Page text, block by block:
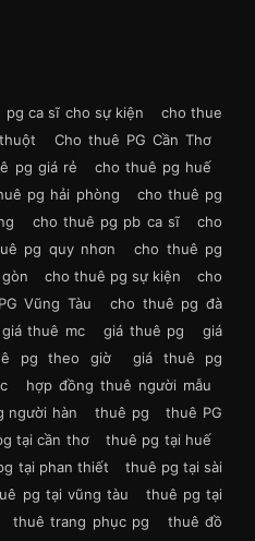
pg ca sĩ cho sự kiện
cho thue
Cho thuê PG Cần Thơ
pg giá rẻ
cho thuê pg huế
pg hải phòng
cho thuê pg
cho thuê pg pb ca sĩ
cho
pg quy nhơn
cho thuê pg
cho thuê pg sự kiện
cho
Vũng Tàu
cho thuê pg đà
giá thuê mc giá thuê pg
giá
pg theo giờ
giá thuê pg
hợp đồng thuê người mẫu
người hàn thuê pg
thuê PG
tại cần thơ
thuê pg tại huế
tại phan thiết
thuê pg tại sài
pg tại vũng tàu
thuê pg tại
thuê trang phục pg
thuê đồ